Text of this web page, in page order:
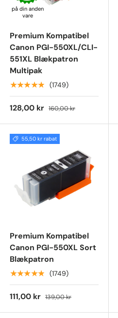
på din anden
vare
Premium Kompatibel
Canon PGI-550XL/CLI-
551XL Blækpatron
Multipak
★★★★★ (1749)
128,00 kr 160,00 kr
55,50 kr rabat
Premium Kompatibel
Canon PGI-550XL Sort
Blækpatron
★★★★★ (1749)
111,00 kr 139,00 kr